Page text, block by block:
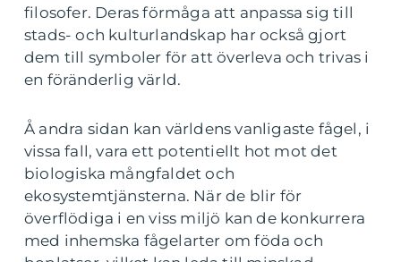
filosofer. Deras förmåga att anpassa sig till
stads- och kulturlandskap har också gjort
dem till symboler för att överleva och trivas i
en föränderlig värld.
Å andra sidan kan världens vanligaste fågel, i
vissa fall, vara ett potentiellt hot mot det
biologiska mångfaldet och
ekosystemtjänsterna. När de blir för
överflödiga i en viss miljö kan de konkurrera
med inhemska fågelarter om föda och